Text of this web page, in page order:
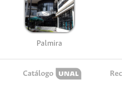
Palmira
Catálogo